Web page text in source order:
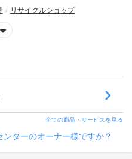
リサイクルショップ
全ての商品・サービスを見る
ターのオーナー様ですか？